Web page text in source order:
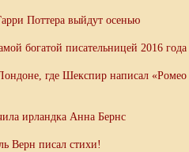
Поттера выйдут осенью
богатой писательницей 2016 года
где Шекспир написал «Ромео
ирландка Анна Бернс
Верн писал стихи!